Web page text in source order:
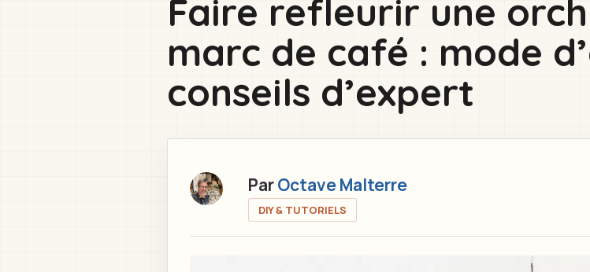
Faire refleurir une
marc de café : mode
conseils d’expert
ParOctave Malterre
DIY & TUTORIELS